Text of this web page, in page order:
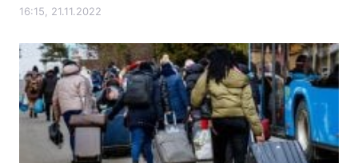
Україна
Економіка Світ
Спорт Наука
Техно і зв'язок Лайт
Зброя Інциденти
16:15, 21.11.2022